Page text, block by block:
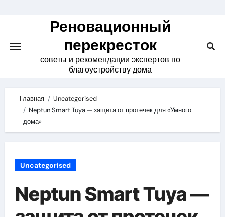
Реновационный
перекресток
советы и рекомендации экспертов по
благоустройству дома
Главная
Uncategorised
Neptun Smart Tuya — защита от протечек для «Умного
дома»
Uncategorised
Neptun Smart Tuya —